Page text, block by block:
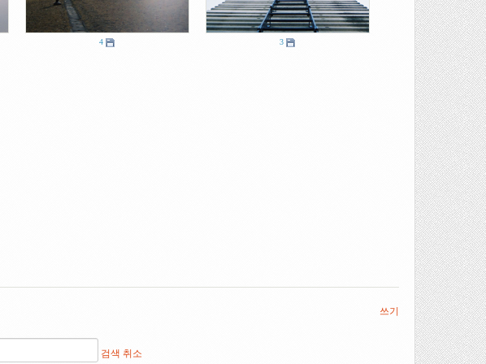
4 3
쓰기
검색 취소